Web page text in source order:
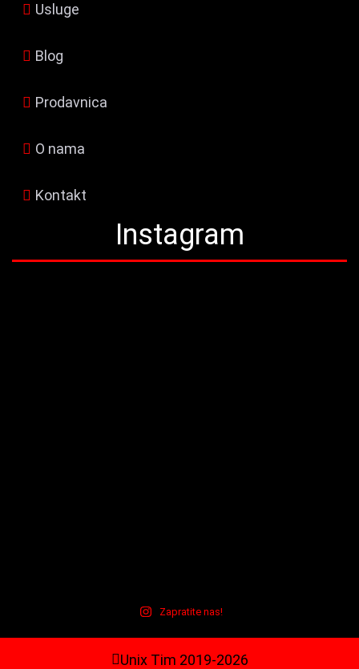
Usluge
Blog
Prodavnica
O nama
Kontakt
Instagram
Zapratite nas!
Unix Tim 2019-2026